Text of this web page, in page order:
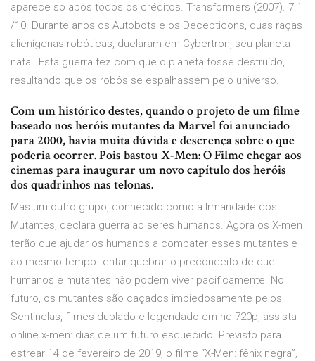
aparece só após todos os créditos. Transformers (2007). 7.1
/10. Durante anos os Autobots e os Decepticons, duas raças
alienígenas robóticas, duelaram em Cybertron, seu planeta
natal. Esta guerra fez com que o planeta fosse destruído,
resultando que os robôs se espalhassem pelo universo.
Com um histórico destes, quando o projeto de um filme
baseado nos heróis mutantes da Marvel foi anunciado
para 2000, havia muita dúvida e descrença sobre o que
poderia ocorrer. Pois bastou X-Men: O Filme chegar aos
cinemas para inaugurar um novo capítulo dos heróis
dos quadrinhos nas telonas.
Mas um outro grupo, conhecido como a Irmandade dos
Mutantes, declara guerra ao seres humanos. Agora os X-men
terão que ajudar os humanos a combater esses mutantes e
ao mesmo tempo tentar quebrar o preconceito de que
humanos e mutantes não podem viver pacificamente. No
futuro, os mutantes são caçados impiedosamente pelos
Sentinelas, filmes dublado e legendado em hd 720p, assista
online x-men: dias de um futuro esquecido. Previsto para
estrear 14 de fevereiro de 2019, o filme “X-Men: fênix negra”,